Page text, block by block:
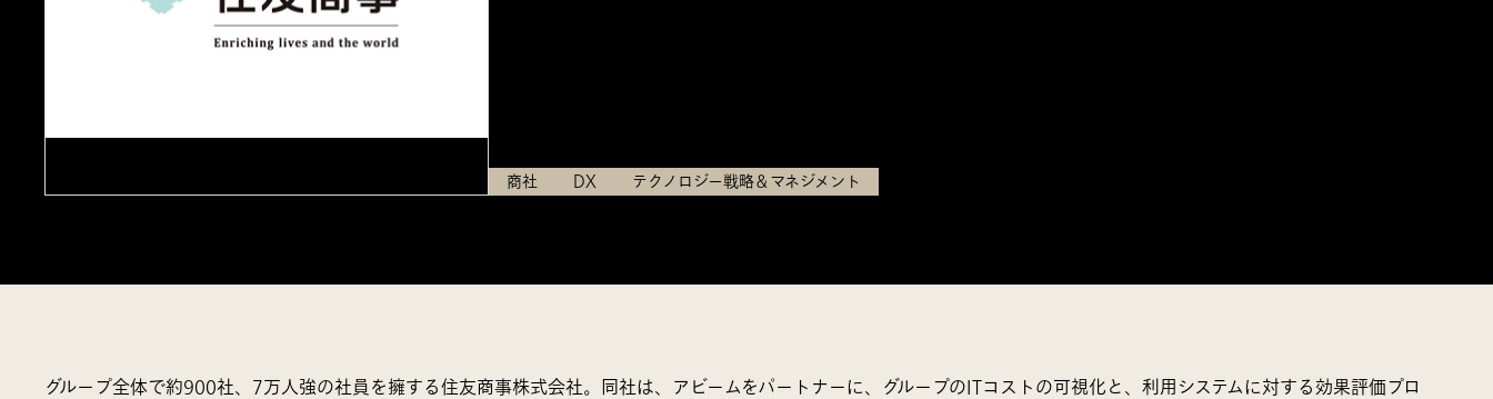
商社 DX テクノロジー戦略＆マネジメント
グループ全体で約900社、7万人強の社員を擁する住友商事株式会社。同社は、アビームをパートナーに、グループのITコストの可視化と、利用システムに対する効果評価プロ